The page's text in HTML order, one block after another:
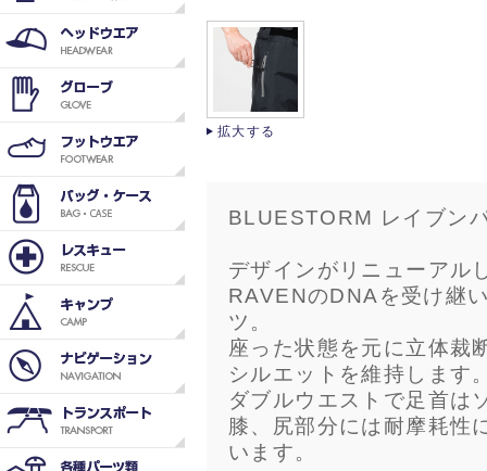
拡大する
BLUESTORM レイブン
デザインがリニューアル
RAVENのDNAを受け継
ツ。
座った状態を元に立体裁
シルエットを維持します
ダブルウエストで足首は
膝、尻部分には耐摩耗性
います。